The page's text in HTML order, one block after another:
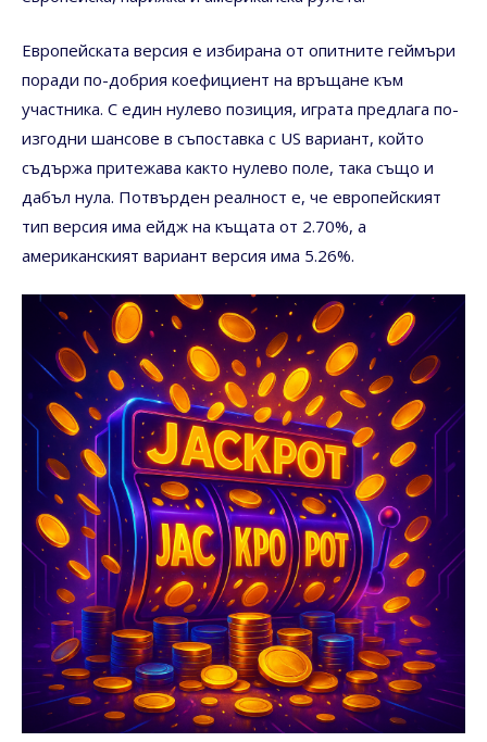
Европейската версия е избирана от опитните геймъри
поради по-добрия коефициент на връщане към
участника. С един нулево позиция, играта предлага по-
изгодни шансове в съпоставка с US вариант, който
съдържа притежава както нулево поле, така също и
дабъл нула. Потвърден реалност е, че европейският
тип версия има ейдж на къщата от 2.70%, а
американският вариант версия има 5.26%.